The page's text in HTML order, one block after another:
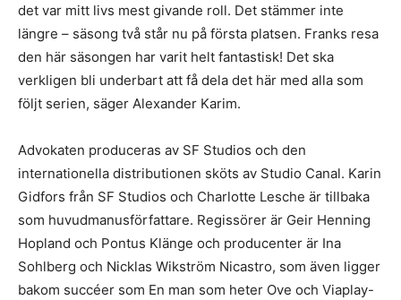
det var mitt livs mest givande roll. Det stämmer inte
längre – säsong två står nu på första platsen. Franks resa
den här säsongen har varit helt fantastisk! Det ska
verkligen bli underbart att få dela det här med alla som
följt serien, säger Alexander Karim.
Advokaten produceras av SF Studios och den
internationella distributionen sköts av Studio Canal. Karin
Gidfors från SF Studios och Charlotte Lesche är tillbaka
som huvudmanusförfattare. Regissörer är Geir Henning
Hopland och Pontus Klänge och producenter är Ina
Sohlberg och Nicklas Wikström Nicastro, som även ligger
bakom succéer som En man som heter Ove och Viaplay-